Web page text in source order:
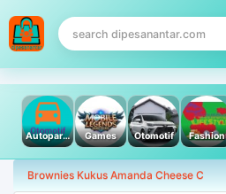
Autoparts Games Otomotif Fashion
Brownies Kukus Amanda Cheese C